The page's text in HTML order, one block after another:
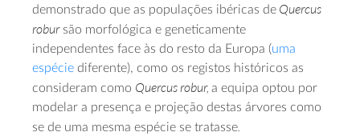
demonstrado que as populações ibéricas de Quercus
robursão morfológica e geneticamente
independentes face às do resto da Europa (uma
espécie diferente), como os registos históricos as
consideram como Quercus robur, a equipa optou por
modelar a presença e projeção destas árvores como
se de uma mesma espécie se tratasse.